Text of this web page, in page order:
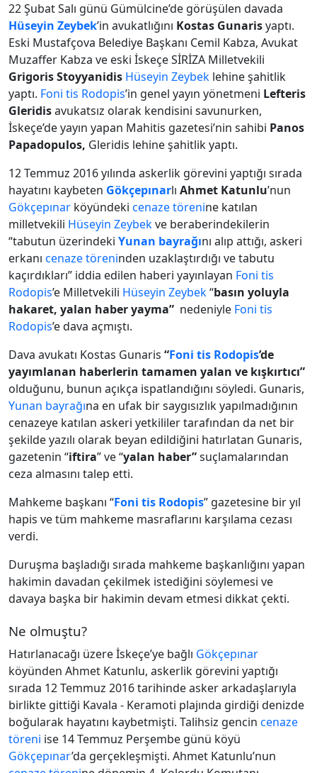
22 Şubat Salı günü Gümülcine’de görüşülen davada
Hüseyin Zeybek’in avukatlığını Kostas Gunarisyaptı.
Eski Mustafçova Belediye Başkanı Cemil Kabza, Avukat
Muzaffer Kabza ve eski İskeçe SİRİZA Milletvekili
Grigoris Stoyyanidis Hüseyin Zeybek lehine şahitlik
yaptı. Foni tis Rodopis’in genel yayın yönetmeni Lefteris
Gleridisavukatsız olarak kendisini savunurken,
İskeçe’de yayın yapan Mahitis gazetesi’nin sahibi Panos
Papadopulos, Gleridis lehine şahitlik yaptı.
12 Temmuz 2016 yılında askerlik görevini yaptığı sırada
hayatını kaybeten Gökçepınarlı Ahmet Katunlu’nun
Gökçepınar köyündeki cenaze törenine katılan
milletvekili Hüseyin Zeybekve beraberindekilerin
“tabutun üzerindeki Yunan bayrağını alıp attığı, askeri
erkanı cenaze töreninden uzaklaştırdığı ve tabutu
kaçırdıkları” iddia edilen haberi yayınlayan Foni tis
Rodopis’e Milletvekili Hüseyin Zeybek“basın yoluyla
hakaret, yalan haber yayma” nedeniyle Foni tis
Rodopis’e dava açmıştı.
Dava avukatı Kostas Gunaris “Foni tis Rodopis’de
yayımlanan haberlerin tamamen yalan ve kışkırtıcı”
olduğunu, bunun açıkça ispatlandığını söyledi. Gunaris,
Yunan bayrağına en ufak bir saygısızlık yapılmadığının
cenazeye katılan askeri yetkililer tarafından da net bir
şekilde yazılı olarak beyan edildiğini hatırlatan Gunaris,
gazetenin “iftira” ve “yalan haber”suçlamalarından
ceza almasını talep etti.
Mahkeme başkanı “Foni tis Rodopis” gazetesine bir yıl
hapis ve tüm mahkeme masraflarını karşılama cezası
verdi.
Duruşma başladığı sırada mahkeme başkanlığını yapan
hakimin davadan çekilmek istediğini söylemesi ve
davaya başka bir hakimin devam etmesi dikkat çekti.
Ne olmuştu?
Hatırlanacağı üzere İskeçe’ye bağlı Gökçepınar
köyünden Ahmet Katunlu, askerlik görevini yaptığı
sırada 12 Temmuz 2016 tarihinde asker arkadaşlarıyla
birlikte gittiği Kavala - Keramoti plajında girdiği denizde
boğularak hayatını kaybetmişti. Talihsiz gencin cenaze
töreni ise 14 Temmuz Perşembe günü köyü
Gökçepınar’da gerçekleşmişti. Ahmet Katunlu’nun